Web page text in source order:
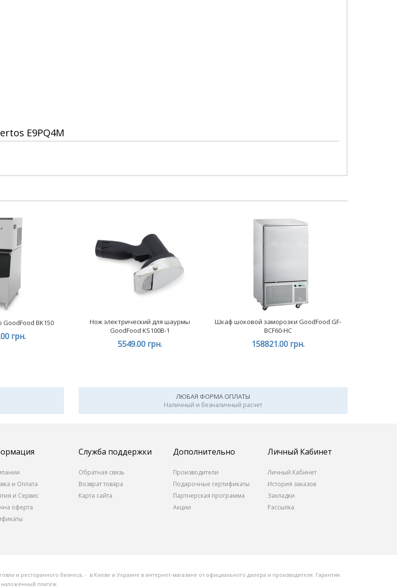
E9PQ4M
BK150
грн.
Нож электрический для шаурмы
GoodFood KS100B-1
5549.00 грн.
Шкаф шоковой заморозки GoodFood GF-
BCF60-HC
158821.00 грн.
ЛЮБАЯ ФОРМА ОПЛАТЫ
Наличный и безналичный расчет
и Оплата
и Сервис
оферта
Служба поддержки
Обратная связь
Возврат товара
Карта сайта
Дополнительно
Производители
Подарочные сертификаты
Партнерская программа
Акции
Личный Кабинет
Личный Кабинет
История заказов
Закладки
Рассылка
и ресторанного бизнеса, - в Киеве и Украине в интернет-магазине от официального дилера и производителя. Гарантия.
наложенный платеж.